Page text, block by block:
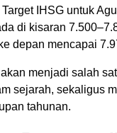
IHSG untuk
di kisaran
depan mencapai
menjadi salah
sejarah, sekaligus
tahunan.